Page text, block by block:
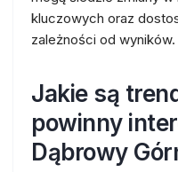
kluczowych oraz
zależności od wyników.
Jakie są
powinny
Dąbrowy